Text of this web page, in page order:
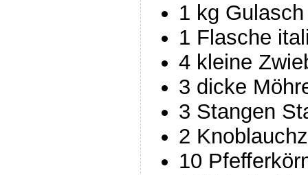
1 kg
1 Flasche
4 kleine
3 dicke
3 Stangen
2
10